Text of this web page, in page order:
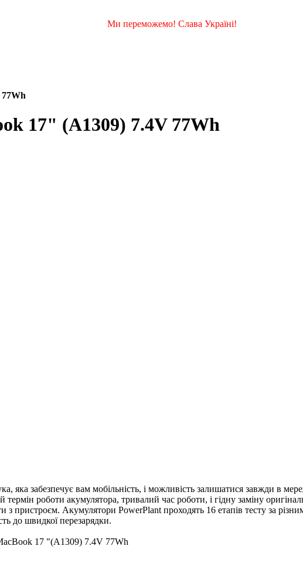
Ми переможемо! Слава Україні!
17" (A1309) 7.4V 77Wh
яка забезпечує вам мобільність, і можливість залишатися завжди в
термін роботи акумулятора, тривалий час роботи, і гідну заміну
з пристроєм. Акумулятори PowerPlant проходять 16 етапів тесту за
до швидкої перезарядки.
17 "(A1309) 7.4V 77Wh